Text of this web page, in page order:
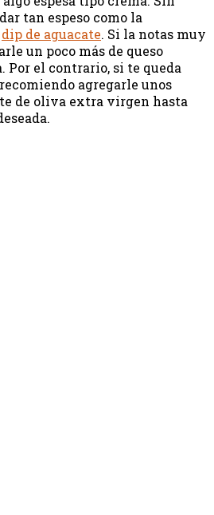
tan espeso como la
dip de aguacate. Si la notas muy
un poco más de queso
Por el contrario, si te queda
agregarle unos
de oliva extra virgen hasta